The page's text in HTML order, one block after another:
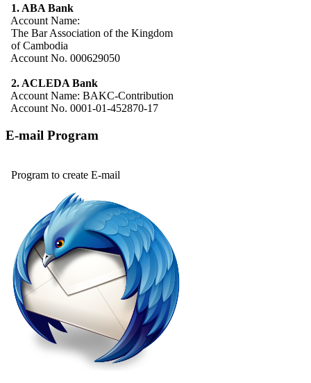
1. ABA Bank
Account Name:
The Bar Association of the Kingdom
of Cambodia
Account No. 000629050
2. ACLEDA Bank
Account Name: BAKC-Contribution
Account No. 0001-01-452870-17
E-mail Program
Program to create E-mail